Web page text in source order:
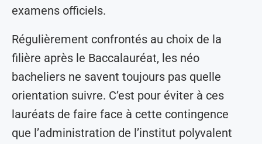
examens officiels.
Régulièrement confrontés au choix de la
filière après le Baccalauréat, les néo
bacheliers ne savent toujours pas quelle
orientation suivre. C’est pour éviter à ces
lauréats de faire face à cette contingence
que l’administration de l’institut polyvalent